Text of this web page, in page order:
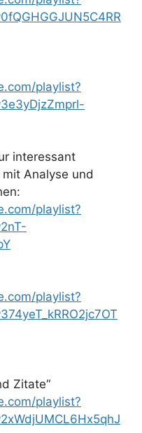
playlist?
interessant
Analyse und
playlist?
playlist?
Zitate“
playlist?